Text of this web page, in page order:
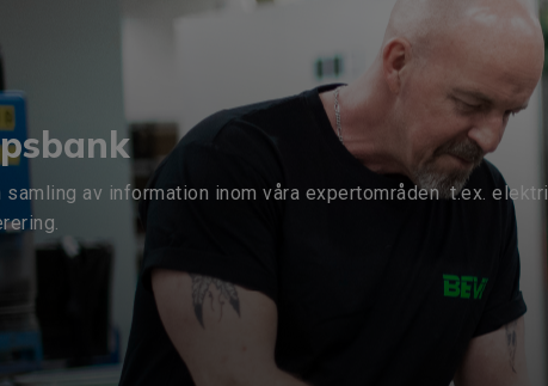
samling av information inom våra expertområden t.ex.